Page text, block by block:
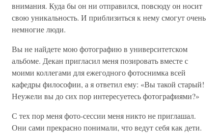
внимания. Куда бы он ни отправился, повсюду он носит
свою уникальность. И приблизиться к нему смогут очень
немногие люди.
Вы не найдете мою фотографию в университетском
альбоме. Декан пригласил меня позировать вместе с
моими коллегами для ежегодного фотоснимка всей
кафедры философии, а я ответил ему: «Вы такой старый!
Неужели вы до сих пор интересуетесь фотографиями?»
С тех пор меня фото-сессии меня никто не приглашал.
Они сами прекрасно понимали, что ведут себя как дети.